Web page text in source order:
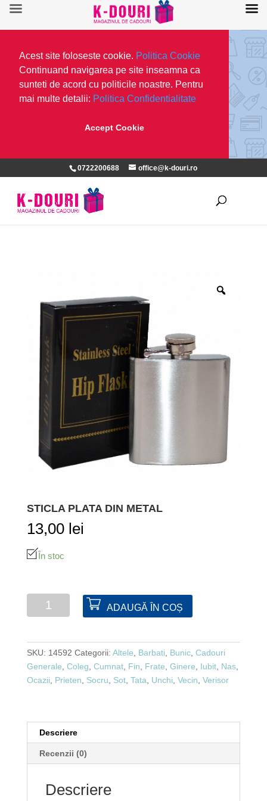
Acest site foloseste cookie. Politica Cookie
Continuand navigarea pe site inseamna ca
sunteti de acord cu politicile noastre. Pentru
mai multe detalii: Politica Confidentialitate
Accept Cookie
0722200688 office@k-douri.ro
STICLA PLATA DIN METAL
13,00 lei
În stoc
Cantitate
din
metal
ADAUGĂ ÎN COȘ
SKU: 14592 Categorii: Altele Barbati Bunic, Cadouri
Generale Coleg Cumnat, Fin Frate Ginere Iubit, Nas,
Ocazii
Prieten Socru Sot, Tata Unchi Vecin Verisor
Descriere
Recenzii (0)
Descriere